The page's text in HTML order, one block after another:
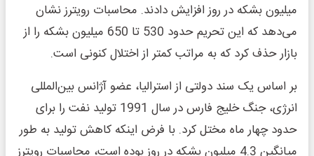
میلیون بشکه در روز افزایش دادند. محاسبات رویترز نشان
می‌دهد که این تحریم حدود 530 تا 650 میلیون بشکه را از
بازار حذف کرد که به مراتب کمتر از اختلال کنونی است.
بر اساس یک سند دولتی از استرالیا، عضو آژانس بین‌المللی
انرژی، جنگ خلیج فارس در سال 1991 تولید نفت را برای
حدود چهار ماه مختل کرد. با فرض اینکه کاهش تولید به طور
میانگین 4.3 میلیون بشکه در روز بوده است، محاسبات رویترز